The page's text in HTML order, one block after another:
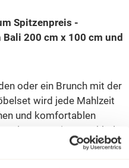
Spitzenpreis -
Bali 200 cm x 100 cm und
oder ein Brunch mit der
wird jede Mahlzeit
und komfortablen
Premium-Teakholz
verwendet, liebevoll